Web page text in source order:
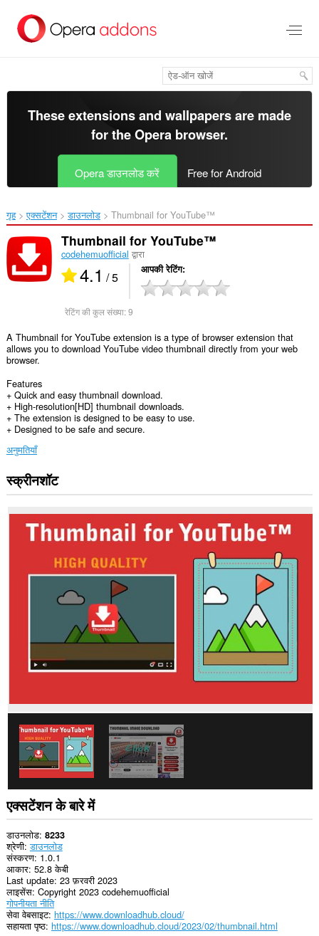
सामग्री
These extensions and wallpapers are made
for theOpera browser.
Opera डाउनलोड करें Free for Android
गृह एक्सटेंशन डाउनलोड Thumbnail for YouTube™‎
Thumbnail for YouTube™
codehemuofficial द्वारा
4.1 / 5 आपकी रेटिंग
रेटिंग की कुल संख्या:9
A Thumbnail for YouTube extension is a type of browser extension that
allows you to download YouTube video thumbnail directly from your web
browser.
Features
+ Quick and easy thumbnail download.
+ High-resolution[HD] thumbnail downloads.
+ The extension is designed to be easy to use.
+ Designed to be safe and secure.
अनुमतियाँ
यह
एक्सटेंशन
वेबसाइट
गतिविधि
पहुँच
प्राप्त
सकता
स्क्रीनशॉट
एक्सटेंशन के बारे में
डाउनलोड 8233
श्रेणी डाउनलोड
संस्करण 1.0.1
आकार 52.8 केबी
Last update 23 फ़रवरी 2023
लाइसेंस Copyright 2023 codehemuofficial
गोपनीयता नीति
सेवा वेबसाइट https://www.downloadhub.cloud/
सहायता पृष्ठ https://www.downloadhub.cloud/2023/02/thumbnail.html